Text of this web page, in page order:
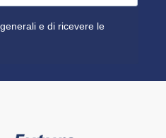
e di ricevere le